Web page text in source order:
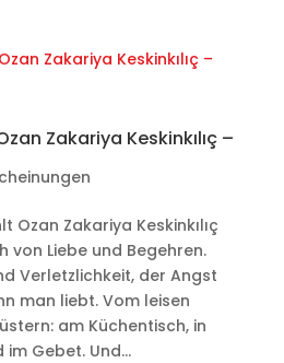
Zakariya Keskinkılıç –
Ozan Zakariya Keskinkılıç
von Liebe und Begehren.
Verletzlichkeit, der Angst
man liebt. Vom leisen
am Küchentisch, in
Gebet. Und...